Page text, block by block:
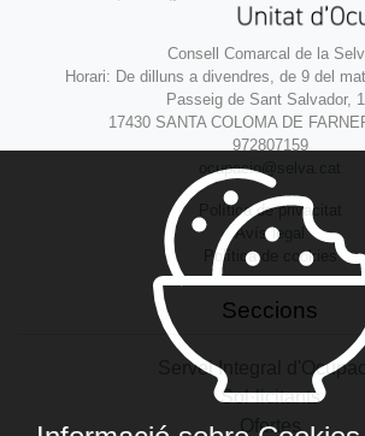
Consell Comarcal de la
Horari: De dilluns a divendres, de 9 del
Passeig de Sant Salvador,
17430 SANTA COLOMA DE
972807159
ocupacio@selva.cat
Política de privacitat
Avís legal
Política de cookies
Seccions
Servei Integral
Sol·licitants
Ofertes